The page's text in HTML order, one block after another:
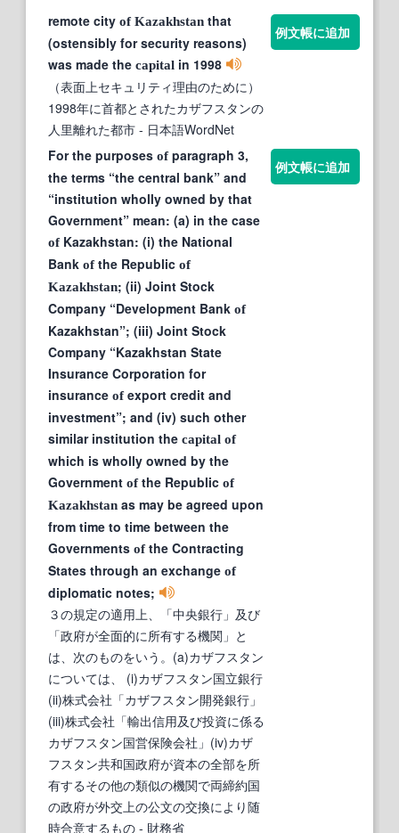
remote city of Kazakhstan that
(ostensibly for security reasons)
was made the capital in 1998
（表面上セキュリティ理由のために）
1998年に首都とされたカザフスタンの
人里離れた都市 - 日本語WordNet
例文帳に追加
For the purposes ofparagraph 3,
the terms “the central bank” and
“institution wholly owned by that
Government” mean: (a) in the case
ofKazakhstan: (i) the National
Bank ofthe Republic of
Kazakhstan; (ii) Joint Stock
Company “Development Bank of
Kazakhstan”; (iii) Joint Stock
Company “Kazakhstan State
Insurance Corporation for
insurance ofexport credit and
investment”; and (iv) such other
similar institution the capital of
which is wholly owned by the
Government ofthe Republic of
Kazakhstan as may be agreed upon
from time to time between the
Governments ofthe Contracting
States through an exchange of
diplomatic notes;
３の規定の適用上、「中央銀行」及び
「政府が全面的に所有する機関」と
は、次のものをいう。(a)カザフスタン
については、 (i)カザフスタン国立銀行
(ii)株式会社「カザフスタン開発銀行」
(iii)株式会社「輸出信用及び投資に係る
カザフスタン国営保険会社」(iv)カザ
フスタン共和国政府が資本の全部を所
有するその他の類似の機関で両締約国
の政府が外交上の公文の交換により随
時合意するもの - 財務省
例文帳に追加